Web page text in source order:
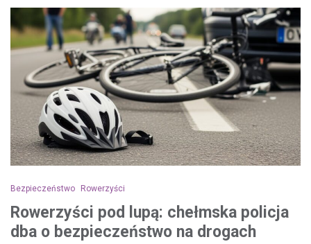
Bezpieczeństwo Rowerzyści
Rowerzyści pod lupą: chełmska policja
dba o bezpieczeństwo na drogach